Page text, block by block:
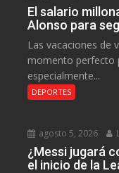
El salario
Alonso para
Las vacaciones de
momento perfecto
especialmente...
DEPORTES
agosto 5, 2026
¿Messi jugará
el inicio de la